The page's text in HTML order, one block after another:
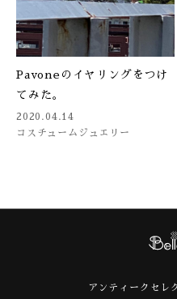
Pavoneのイヤリングをつけ
てみた。
2020.04.14
コスチュームジュエリー
アンティークセレ